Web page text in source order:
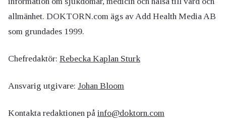
allmänhet. DOKTORN.com ägs av Add Health Media AB
som grundades 1999.
Chefredaktör: Rebecka Kaplan Sturk
Ansvarig utgivare: Johan Bloom
Kontakta redaktionen på info@doktorn.com